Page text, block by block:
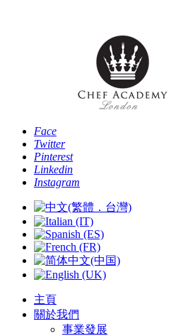
Face
Twitter
Pinterest
Linkedin
Instagram
主頁
關於我們
事業發展